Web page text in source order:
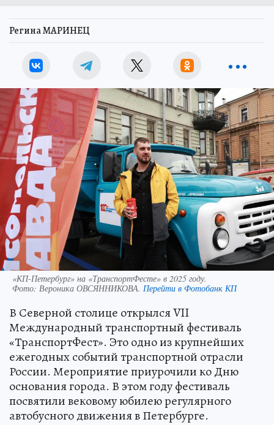
Регина МАРИНЕЦ
«КП-Петербург» на «ТранспортФесте» в 2025 году.
Фото: Вероника ОВСЯННИКОВА. Перейти в Фотобанк КП
В Северной столице открылся VII
Международный транспортный фестиваль
«ТранспортФест». Это одно из крупнейших
ежегодных событий транспортной отрасли
России. Мероприятие приурочили ко Дню
основания города. В этом году фестиваль
посвятили вековому юбилею регулярного
автобусного движения в Петербурге.